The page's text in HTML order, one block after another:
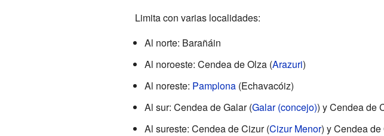
Limita con varias localidades:
Al norte: Barañáin
Al noroeste: Cendea de Olza (Arazuri)
Al noreste: Pamplona(Echavacóiz)
Al sur: Cendea de Galar (Galar (concejo)) y Cendea de
Al sureste: Cendea de Cizur (Cizur Menor) y Cendea de